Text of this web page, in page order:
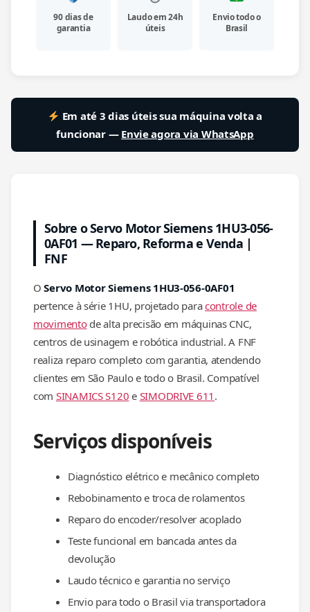
90 dias de
garantia
Laudo em 24h
úteis
Envio todo o
Brasil
Em até 3 dias úteis sua máquina volta a
funcionar — Envie agora via WhatsApp
Sobre o Servo Motor Siemens 1HU3-056-
0AF01 — Reparo, Reforma e Venda |
FNF
OServo Motor Siemens 1HU3-056-0AF01
pertence à série 1HU, projetado paracontrole de
movimentode alta precisão em máquinas CNC,
centros de usinagem e robótica industrial. A FNF
realiza reparo completo com garantia, atendendo
clientes em São Paulo e todo o Brasil. Compatível
com SINAMICS S120 e SIMODRIVE 611 .
Serviços disponíveis
Diagnóstico elétrico e mecânico completo
Rebobinamento e troca de rolamentos
Reparo do encoder/resolver acoplado
Teste funcional em bancada antes da
devolução
Laudo técnico e garantia no serviço
Envio para todo o Brasil via transportadora